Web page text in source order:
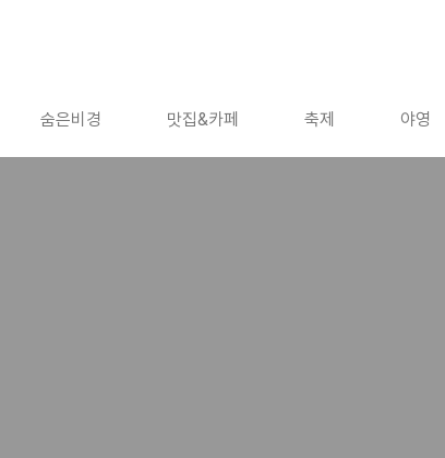
숨은비경 맛집&카페 축제 야영